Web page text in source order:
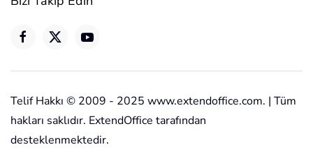
Telif Hakkı © 2009 - 2025 www.extendoffice.com. | Tüm
hakları saklıdır. ExtendOffice tarafından
desteklenmektedir.